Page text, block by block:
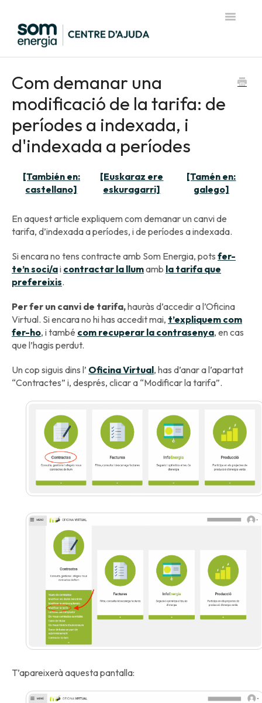
Toggle
Com demanar una
modificació de la tarifa: de
períodes a indexada, i
d'indexada a períodes
[También en:
castellano]
[Euskaraz ere
eskuragarri]
[Tamén en:
galego]
En aquest article expliquem com demanar un canvi de
tarifa, d’indexada a períodes, i de períodes a indexada.
Si encara no tens contracte amb Som Energia, pots fer-
te’n soci/ai contractar la llumamb la tarifa que
prefereixis.
Per fer un canvi de tarifa,hauràs d’accedir a l’Oficina
Virtual. Si encara no hi has accedit mai, t’expliquem com
fer-ho, i també com recuperar la contrasenya, en cas
que l’hagis perdut.
Un cop siguis dins l’ Oficina Virtual, has d’anar a l’apartat
“Contractes” i, després, clicar a “Modificar la tarifa”.
T’apareixerà aquesta pantalla: